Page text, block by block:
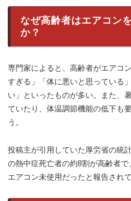
なぜ高齢者はエアコン
か？
専門家によると、高齢者がエアコ
すぎる」「体に悪いと思っている
い」といったものが多い。また、
ていたり、体温調節機能の低下も
う。
投稿主が引用していた厚労省の統
の熱中症死亡者の約8割が高齢者
エアコン未使用だったと報告されて